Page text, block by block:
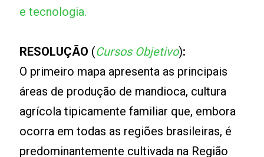
e tecnologia.
RESOLUÇÃO (Cursos Objetivo):
O primeiro mapa apresenta as principais
áreas de produção de mandioca, cultura
agrícola tipicamente familiar que, embora
ocorra em todas as regiões brasileiras, é
predominantemente cultivada na Região